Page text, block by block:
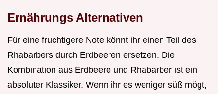
Ernährungs Alternativen
Für eine fruchtigere Note könnt ihr einen Teil des
Rhabarbers durch Erdbeeren ersetzen. Die
Kombination aus Erdbeere und Rhabarber ist ein
absoluter Klassiker. Wenn ihr es weniger süß mögt,